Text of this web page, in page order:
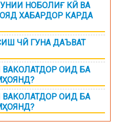
НОБОЛИҒ КӢ ВА
ХАБАРДОР КАРДА
ЧӢ ГУНА ДАЪВАТ
ОИД БА
ОИД БА